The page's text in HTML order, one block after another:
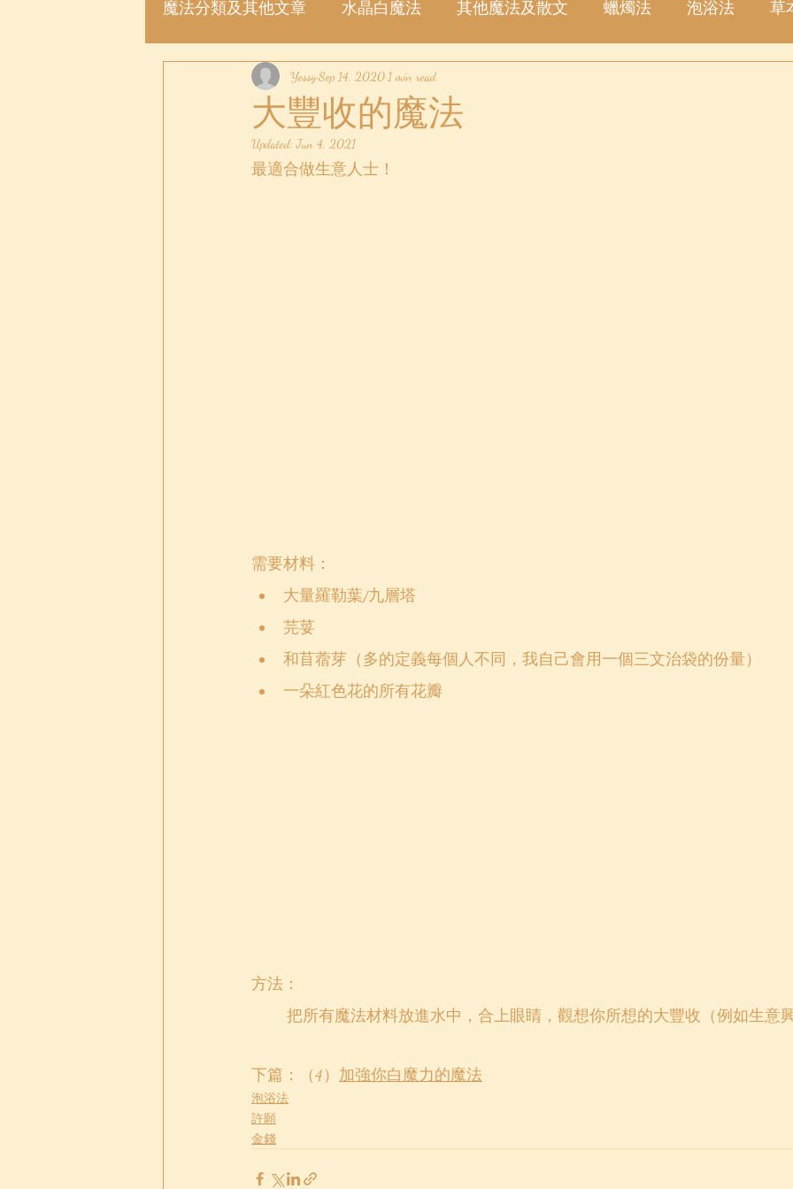
魔法分類及其他文章 水晶白魔法 其他魔法及散文 蠟燭法 泡浴法 草
魔法許願瓶 魔法粉 塔羅占卜
大豐收的魔法
YessySep 14, 2020 1 min read
Updated:Jun 4, 2021
最適合做生意人士！
需要材料：
大量羅勒葉/九層塔
芫荽
和苜蓿芽（多的定義每個人不同，我自己會用一個三文治袋的份量）
一朵紅色花的所有花瓣
方法：
把所有魔法材料放進水中，合上眼睛，觀想你所想的大豐收（例如生意
下篇：（4） 加強你白魔力的魔法
泡浴法
許願
金錢